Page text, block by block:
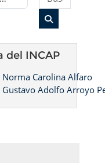
Buscar cursos
del INCAP
Norma Carolina Alfaro
Gustavo Adolfo Arroyo